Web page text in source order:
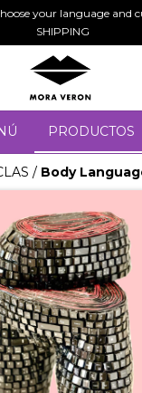
your language and
SHIPPING
PRODUCTOS
/ Body